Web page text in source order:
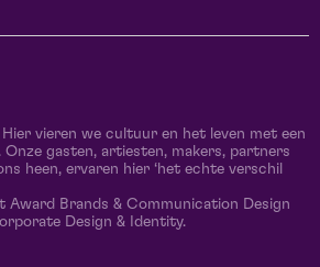
vieren we cultuur en het leven met een
gasten, artiesten, makers, partners
heen, ervaren hier ‘het echte verschil
Award Brands & Communication Design
Design & Identity.